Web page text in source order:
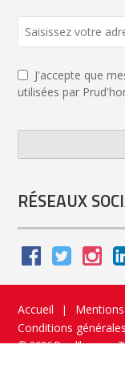
J'accepte que
utilisées par
Website *
RÉSEAUX
Accueil |
Conditions
© 2026 Prud’homme